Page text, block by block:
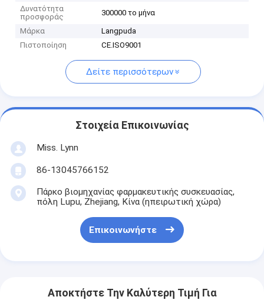
Δυνατότητα
προσφοράς
300000 το μήνα
Μάρκα
Langpuda
Πιστοποίηση
CE.ISO9001
Δείτε περισσότερων
Στοιχεία Επικοινωνίας
Miss. Lynn
86-13045766152
Πάρκο βιομηχανίας φαρμακευτικής συσκευασίας,
πόλη Lupu, Zhejiang, Κίνα (ηπειρωτική χώρα)
Επικοινωνήστε
Αποκτήστε Την Καλύτερη Τιμή Για